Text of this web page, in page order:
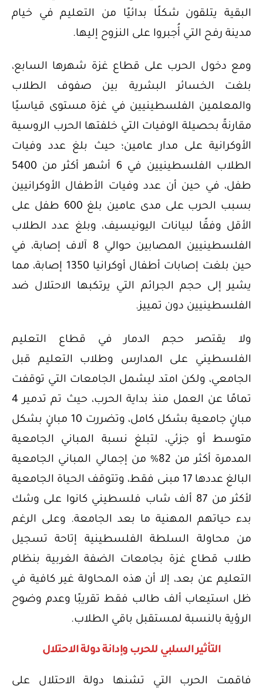
البقية يتلقون شكلًا بدائيًا من التعليم في خيام
مدينة رفح التي أُجبروا على النزوح إليها.
ومع دخول الحرب على قطاع غزة شهرها السابع،
بلغت الخسائر البشرية بين صفوف الطلاب
والمعلمين الفلسطينيين في غزة مستوى قياسيًا
مقارنةً بحصيلة الوفيات التي خلفتها الحرب الروسية
الأوكرانية على مدار عامين؛ حيث بلغ عدد وفيات
الطلاب الفلسطينيين في 6 أشهر أكثر من 5400
طفل، في حين أن عدد وفيات الأطفال الأوكرانيين
بسبب الحرب على مدى عامين بلغ 600 طفل على
الأقل وفقًا لبيانات اليونيسيف، وبلغ عدد الطلاب
الفلسطينيين المصابين حوالي 8 آلاف إصابة، في
حين بلغت إصابات أطفال أوكرانيا 1350 إصابة، مما
يشير إلى حجم الجرائم التي يرتكبها الاحتلال ضد
الفلسطينيين دون تمييز.
ولا يقتصر حجم الدمار في قطاع التعليم
الفلسطيني على المدارس وطلاب التعليم قبل
الجامعي، ولكن امتد ليشمل الجامعات التي توقفت
تمامًا عن العمل منذ بداية الحرب، حيث تم تدمير 4
مبانٍ جامعية بشكل كامل، وتضررت 10 مبانٍ بشكل
متوسط أو جزئي، لتبلغ نسبة المباني الجامعية
المدمرة أكثر من 82% من إجمالي المباني الجامعية
البالغ عددها 17 مبنى فقط، وتتوقف الحياة الجامعية
لأكثر من 87 ألف شاب فلسطيني كانوا على وشك
بدء حياتهم المهنية ما بعد الجامعة. وعلى الرغم
من محاولة السلطة الفلسطينية إتاحة تسجيل
طلاب قطاع غزة بجامعات الضفة الغربية بنظام
التعليم عن بعد، إلا أن هذه المحاولة غير كافية في
ظل استيعاب ألف طالب فقط تقريبًا وعدم وضوح
الرؤية بالنسبة لمستقبل باقي الطلاب.
التأثير السلبي للحرب وإدانة دولة الاحتلال
فاقمت الحرب التي تشنها دولة الاحتلال على